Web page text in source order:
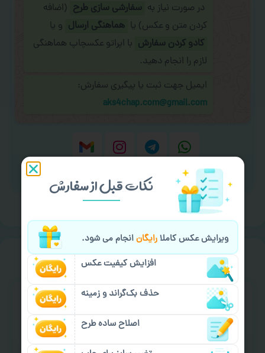
در صورت نیاز به سفارشی سازی طرح (اضافه
کردن متن و عکس) یا هماهنگی ارسال و یا
کادو کردن سفارش با اپراتو عکسچاپ هماهنگی
لازم را انجام دهید.
ایمیل جهت ثبت یا پیگیری سفارش:
aks4chap.com@gmail.com
برای ارسال پیام کلیک کنید
خیالت راحت ازسفارش گیری
نکات قبل از سفارش
ویرایش عکس کاملارایگانانجام می شود.
افزایش کیفیت عکس
حذف بک‌گراند و زمینه
اصلاح ساده طرح